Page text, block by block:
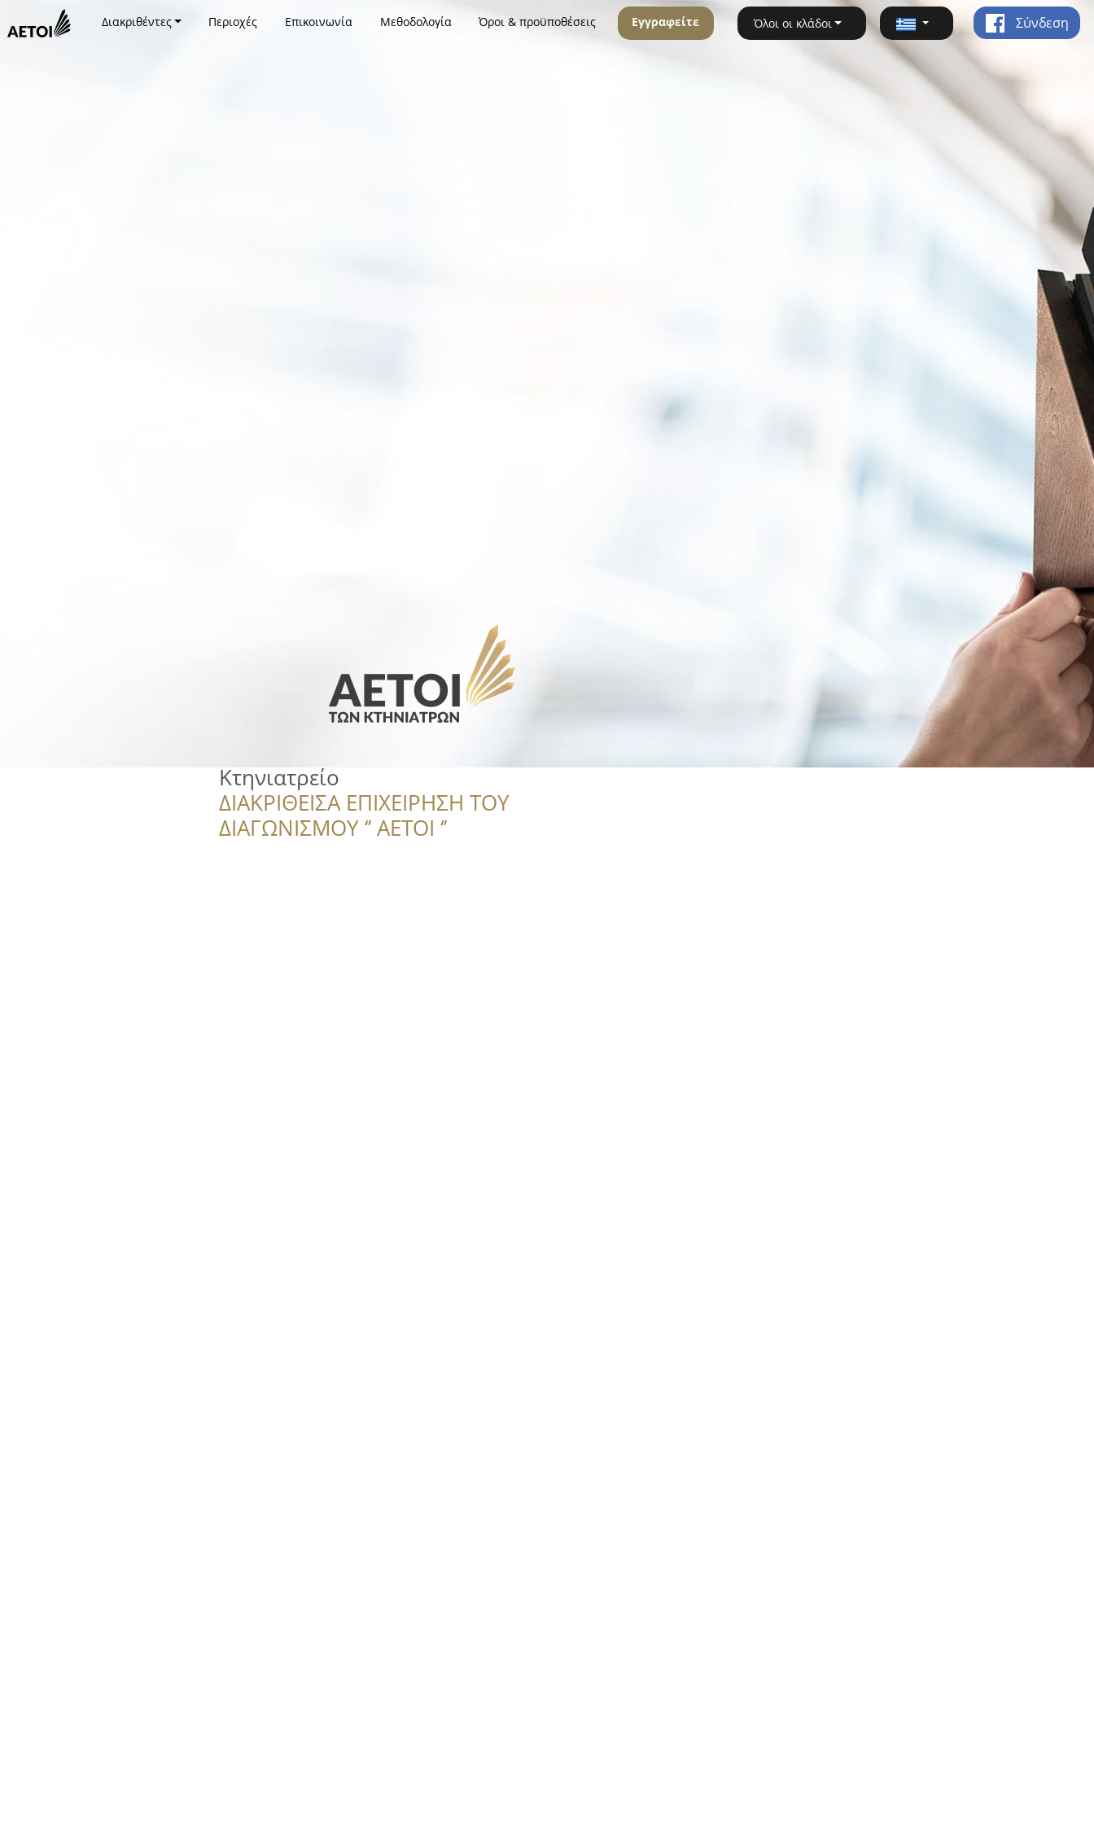
Διακριθέντες Περιοχές Επικοινωνία Μεθοδολογία Όροι & προϋποθέσεις Εγγραφείτε Όλοι οι κλάδοι Σύνδεση
Κτηνιατρείο
ΔΙΑΚΡΙΘΕΙΣΑ ΕΠΙΧΕΙΡΗΣΗ ΤΟΥ
ΔΙΑΓΩΝΙΣΜΟΥ ‘’ ΑΕΤΟΙ ‘’